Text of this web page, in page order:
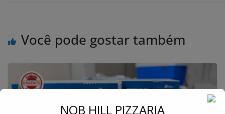
Você pode gostar também
NOB HILL PIZZARIA